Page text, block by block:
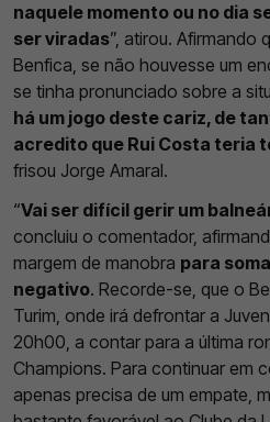
naquele momento ou no dia
ser viradas”, atirou. Afirmando
Benfica, se não houvesse um
se tinha pronunciado sobre a
há um jogo deste cariz, de
acredito que Rui Costa teria
frisou Jorge Amaral.
“Vai ser difícil gerir um
concluiu o comentador,
margem de manobra para
negativo. Recorde-se, que o
Turim, onde irá defrontar a
20h00, a contar para a última
Champions. Para continuar em
apenas precisa de um empate,